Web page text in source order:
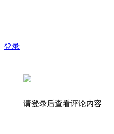
登录
请登录后查看评论内容